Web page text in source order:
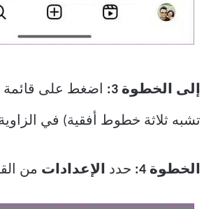
إلى الخطوة 3: اضغط على قائمة
تشبه ثلاثة خطوط أفقية) في الزاوية
الخطوة 4: حدد الإعدادات من